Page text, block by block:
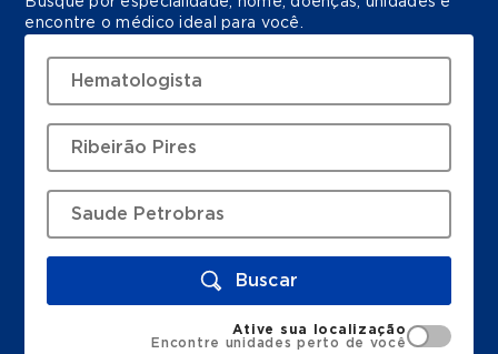
encontre o médico ideal para você.
Buscar
Ative sua localização
Encontre unidades perto de você